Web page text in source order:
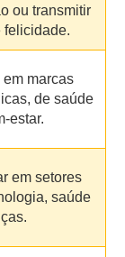
ou transmitir
felicidade.
em marcas
de saúde
estar.
em setores
saúde